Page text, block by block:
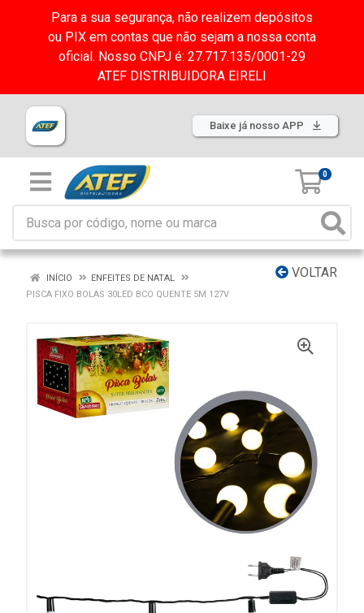
Para a sua segurança, não realizem depósitos
ou PIX em contas que não sejam a nossa conta
oficial. Nosso CNPJ é: 27.717.135/0001-29
ATEF DISTRIBUIDORA EIRELI
Baixe já nosso APP
0
VOLTAR
INÍCIO
ENFEITES DE NATAL
PISCA FIXO BOLAS 30LED BCO QUENTE 5M 127V